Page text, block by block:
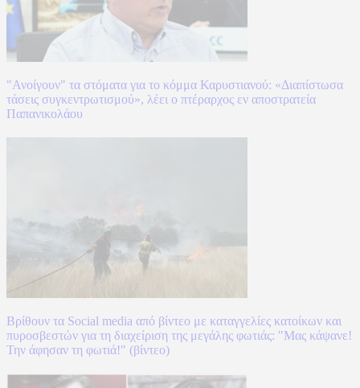
"Ανοίγουν" τα στόματα για το κόμμα Καρυστιανού: «Διαπίστωσα
τάσεις συγκεντρωτισμού», λέει ο πτέραρχος εν αποστρατεία
Παπανικολάου
Βρίθουν τα Social media από βίντεο με καταγγελίες κατοίκων και
πυροσβεστών για τη διαχείριση της μεγάλης φωτιάς: "Μας κάψανε!
Την άφησαν τη φωτιά!" (βίντεο)